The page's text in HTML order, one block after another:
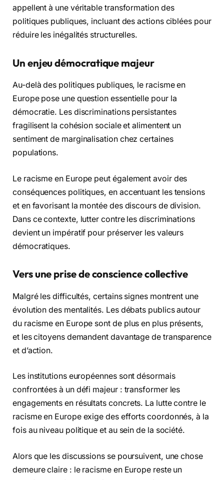
appellent à une véritable transformation des
politiques publiques, incluant des actions ciblées pour
réduire les inégalités structurelles.
Un enjeu démocratique majeur
Au-delà des politiques publiques, le racisme en
Europe pose une question essentielle pour la
démocratie. Les discriminations persistantes
fragilisent la cohésion sociale et alimentent un
sentiment de marginalisation chez certaines
populations.
Le racisme en Europe peut également avoir des
conséquences politiques, en accentuant les tensions
et en favorisant la montée des discours de division.
Dans ce contexte, lutter contre les discriminations
devient un impératif pour préserver les valeurs
démocratiques.
Vers une prise de conscience collective
Malgré les difficultés, certains signes montrent une
évolution des mentalités. Les débats publics autour
du racisme en Europe sont de plus en plus présents,
et les citoyens demandent davantage de transparence
et d’action.
Les institutions européennes sont désormais
confrontées à un défi majeur : transformer les
engagements en résultats concrets. La lutte contre le
racisme en Europe exige des efforts coordonnés, à la
fois au niveau politique et au sein de la société.
Alors que les discussions se poursuivent, une chose
demeure claire : le racisme en Europe reste un